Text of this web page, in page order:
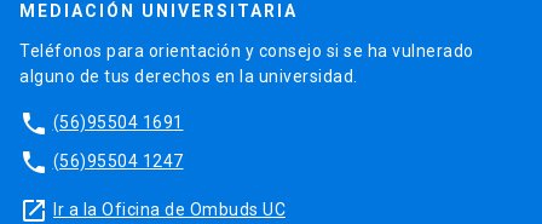
MEDIACIÓN UNIVERSITARIA
Teléfonos para orientación y consejo si se ha vulnerado
alguno de tus derechos en la universidad.
phone (56)95504 1691
phone (56)95504 1247
launch Ir a la Oficina de Ombuds UC